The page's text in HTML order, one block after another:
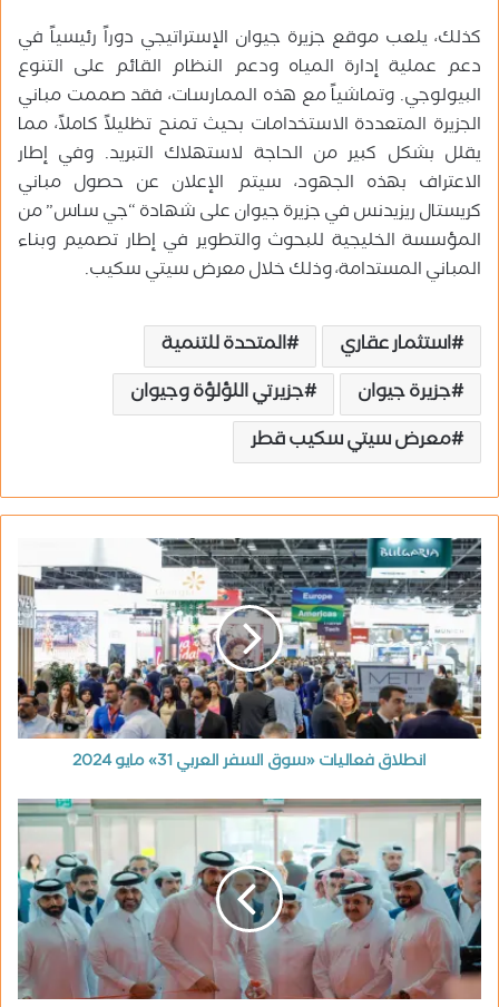
كذلك، يلعب موقع جزيرة جيوان الإستراتيجي دوراً رئيسياً في
دعم عملية إدارة المياه ودعم النظام القائم على التنوع
البيولوجي. وتماشياً مع هذه الممارسات، فقد صممت مباني
الجزيرة المتعددة الاستخدامات بحيث تمنح تظليلاً كاملاً، مما
يقلل بشكل كبير من الحاجة لاستهلاك التبريد. وفي إطار
الاعتراف بهذه الجهود، سيتم الإعلان عن حصول مباني
كريستال ريزيدنس في جزيرة جيوان على شهادة “جي ساس” من
المؤسسة الخليجية للبحوث والتطوير في إطار تصميم وبناء
المباني المستدامة، وذلك خلال معرض سيتي سكيب.
استثمار عقاري
المتحدة للتنمية
جزيرة جيوان
جزيرتي اللؤلؤة وجيوان
معرض سيتي سكيب قطر
انطلاق فعاليات «سوق السفر العربي 31» مايو 2024